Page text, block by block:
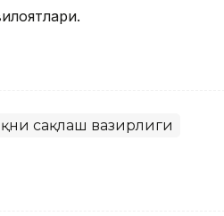
сақлаш вазирлиги